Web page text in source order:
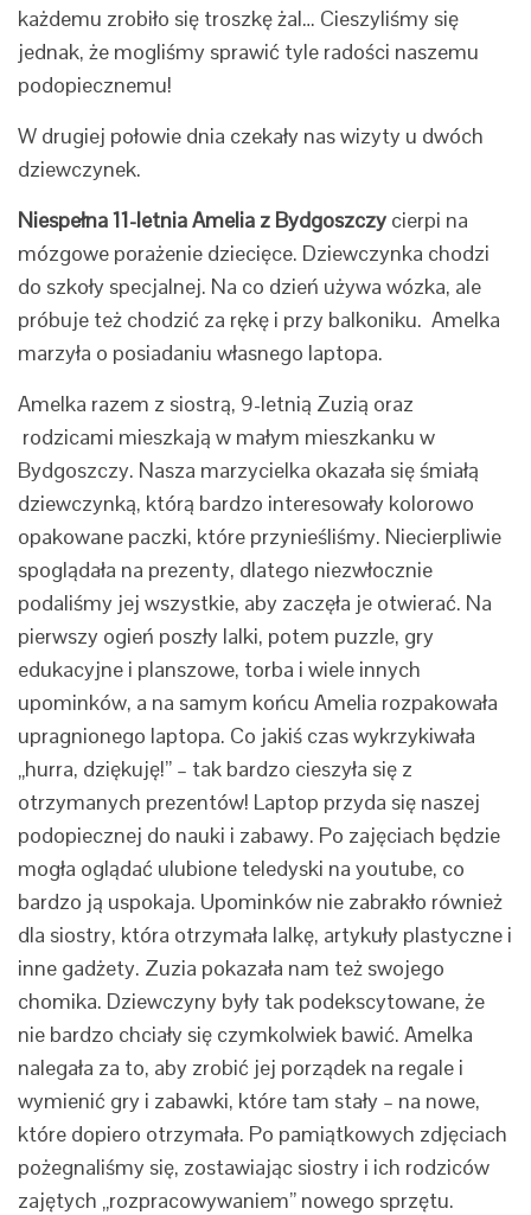
każdemu zrobiło się troszkę żal… Cieszyliśmy się
jednak, że mogliśmy sprawić tyle radości naszemu
podopiecznemu!
W drugiej połowie dnia czekały nas wizyty u dwóch
dziewczynek.
Niespełna 11-letnia Amelia z Bydgoszczy cierpi na
mózgowe porażenie dziecięce. Dziewczynka chodzi
do szkoły specjalnej. Na co dzień używa wózka, ale
próbuje też chodzić za rękę i przy balkoniku. Amelka
marzyła o posiadaniu własnego laptopa.
Amelka razem z siostrą, 9-letnią Zuzią oraz
rodzicami mieszkają w małym mieszkanku w
Bydgoszczy. Nasza marzycielka okazała się śmiałą
dziewczynką, którą bardzo interesowały kolorowo
opakowane paczki, które przynieśliśmy. Niecierpliwie
spoglądała na prezenty, dlatego niezwłocznie
podaliśmy jej wszystkie, aby zaczęła je otwierać. Na
pierwszy ogień poszły lalki, potem puzzle, gry
edukacyjne i planszowe, torba i wiele innych
upominków, a na samym końcu Amelia rozpakowała
upragnionego laptopa. Co jakiś czas wykrzykiwała
„hurra, dziękuję!” – tak bardzo cieszyła się z
otrzymanych prezentów! Laptop przyda się naszej
podopiecznej do nauki i zabawy. Po zajęciach będzie
mogła oglądać ulubione teledyski na youtube, co
bardzo ją uspokaja. Upominków nie zabrakło również
dla siostry, która otrzymała lalkę, artykuły plastyczne i
inne gadżety. Zuzia pokazała nam też swojego
chomika. Dziewczyny były tak podekscytowane, że
nie bardzo chciały się czymkolwiek bawić. Amelka
nalegała za to, aby zrobić jej porządek na regale i
wymienić gry i zabawki, które tam stały – na nowe,
które dopiero otrzymała. Po pamiątkowych zdjęciach
pożegnaliśmy się, zostawiając siostry i ich rodziców
zajętych „rozpracowywaniem” nowego sprzętu.